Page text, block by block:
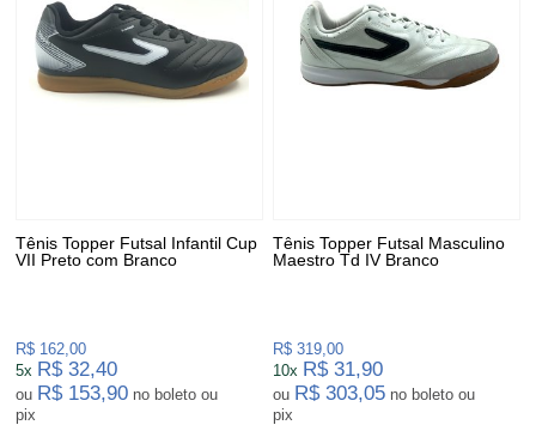
Tênis Topper Futsal Infantil Cup
VII Preto com Branco
R$ 162,00
5x R$ 32,40
ou R$ 153,90 no boleto ou
pix
Tênis Topper Futsal Masculino
Maestro Td IV Branco
R$ 319,00
10x R$ 31,90
ou R$ 303,05 no boleto ou
pix